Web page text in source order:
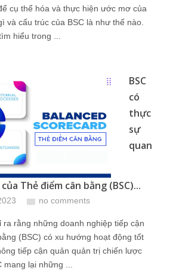
cụ thể hóa và thực hiện ước mơ của
và cấu trúc của BSC là như thế nào.
hiểu trong ...
BSC
có
thực
sự
quan
Thẻ điểm cân bằng (BSC)...
no comments
ra rằng những doanh nghiệp tiếp cận
(BSC) có xu hướng hoạt động tốt
tiếp cận quản quản trị chiến lược
lại những ...